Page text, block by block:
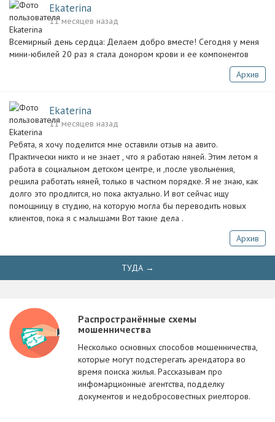
Ekaterina
11 месяцев назад
Всемирный день сердца: Делаем добро вместе! Сегодня у меня
мини-юбилей 20 раз я стала донором крови и ее компонентов
Архив
Ekaterina
11 месяцев назад
Ребята, я хочу поделится ️мне оставили отзыв на авито.
Практически никто и не знает , что я работаю няней. Этим летом я
работа в социальном детском центре, и ,после увольнения,
решила работать няней, только в частном порядке. Я не знаю, как
долго это продлится, но пока актуально. И вот сейчас ищу
помощницу в студию, на которую могла бы переводить новых
клиентов, пока я с малышами Вот такие дела .
Архив
ТУДА →
Распространённые схемы
мошенничества
Несколько основных способов мошенничества,
которые могут подстерегать арендатора во
время поиска жилья. Рассказывам про
инфомарционные агентства, подделку
документов и недобросовестных риелторов.